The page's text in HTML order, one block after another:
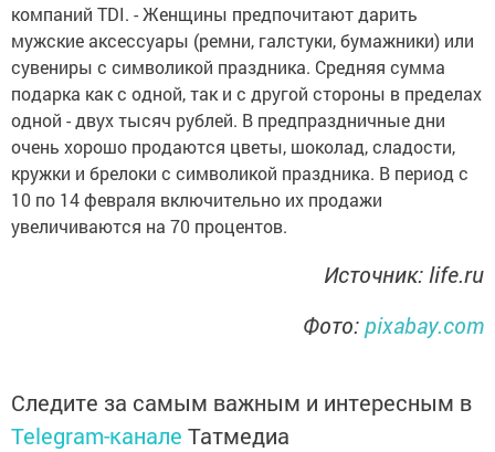
компаний TDI. - Женщины предпочитают дарить
мужские аксессуары (ремни, галстуки, бумажники) или
сувениры с символикой праздника. Средняя сумма
подарка как с одной, так и с другой стороны в пределах
одной - двух тысяч рублей. В предпраздничные дни
очень хорошо продаются цветы, шоколад, сладости,
кружки и брелоки с символикой праздника. В период с
10 по 14 февраля включительно их продажи
увеличиваются на 70 процентов.
Источник: life.ru
Фото:pixabay.com
Следите за самым важным и интересным в
Telegram-канале Татмедиа